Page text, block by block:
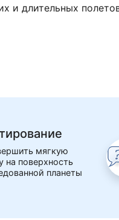
и длительных
мягкую
на поверхность
планеты